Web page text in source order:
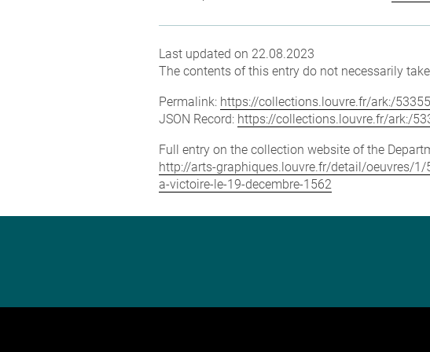
Last updated on 22.08.2023
The contents of this entry do not necessarily
Permalink: https://collections.louvre.fr/ark:/
JSON Record: https://collections.louvre.fr/ark:/
Full entry on the collection website of the
http://arts-graphiques.louvre.fr/detail/oeuvres/1/
a-victoire-le-19-decembre-1562